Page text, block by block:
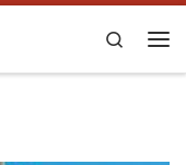
Search